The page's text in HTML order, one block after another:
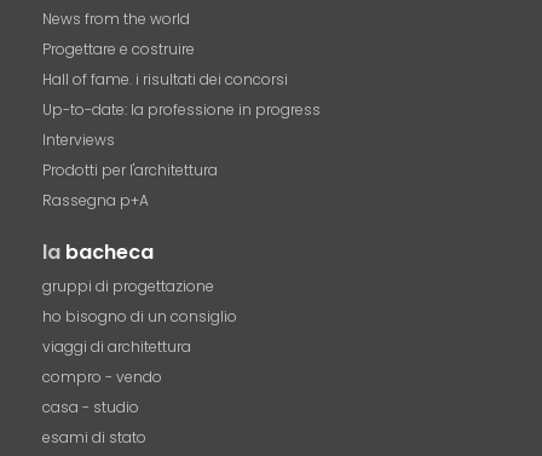
News from the world
Progettare e costruire
Hall of fame. i risultati dei concorsi
Up-to-date: la professione in progress
Interviews
Prodotti per l'architettura
Rassegna p+A
la bacheca
gruppi di progettazione
ho bisogno di un consiglio
viaggi di architettura
compro - vendo
casa - studio
esami di stato